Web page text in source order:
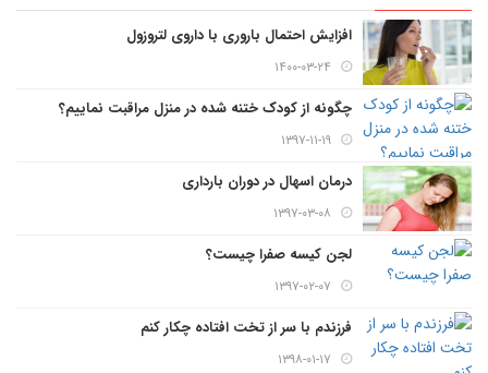
افزایش احتمال باروری با داروی لتروزول
۱۴۰۰-۰۳-۲۴
چگونه از کودک ختنه شده در منزل مراقبت نماییم؟
۱۳۹۷-۱۱-۱۹
درمان اسهال در دوران بارداری
۱۳۹۷-۰۳-۰۸
لجن کیسه صفرا چیست؟
۱۳۹۷-۰۲-۰۷
فرزندم با سر از تخت افتاده چکار کنم
۱۳۹۸-۰۱-۱۷